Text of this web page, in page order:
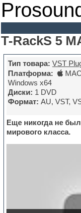
T-RackS 5
Тип товара: VST
Платформа:
Windows x64
Диски: 1 DVD
Формат: AU, VST,
Еще никогда не
мирового класса.